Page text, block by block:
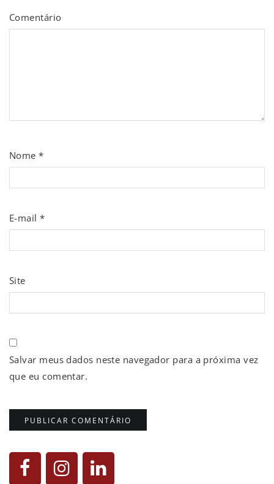
Comentário
Nome*
E-mail*
Site
Salvar meus dados neste navegador para a próxima vez
que eu comentar.